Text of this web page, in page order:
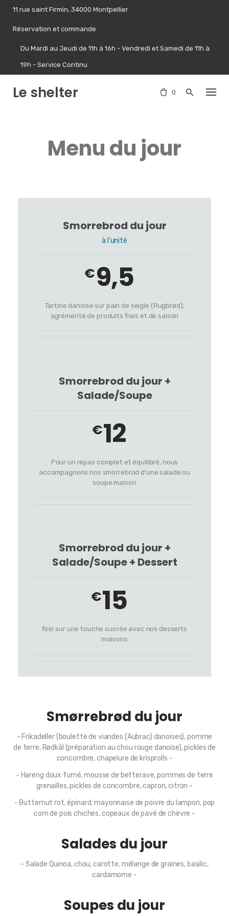
content
11 rue saint Firmin, 34000 Montpellier
Réservation et commande
Du Mardi au Jeudi de 11h à 16h - Vendredi et Samedi de 11h à
19h - Service Continu
Le shelter 0
Menu du jour
Smorrebrod du jour
à l'unité
€9,5
Tartine danoise sur pain de seigle (Rugbrød),
agrémenté de produits frais et de saison
Smorrebrod du jour +
Salade/Soupe
€12
Pour un repas complet et équilibré, nous
accompagnons nos smorrebrod d'une salade ou
soupe maison
Smorrebrod du jour +
Salade/Soupe + Dessert
€15
finir sur une touche sucrée avec nos desserts
maisons
Smørrebrød du jour
- Frikadeller (boulette de viandes (Aubrac) danoises), pomme
de terre, Rødkål (préparation au chou rouge danoise), pickles de
concombre, chapelure de krisprolls -
- Hareng doux fumé, mousse de betterave, pommes de terre
grenailles, pickles de concombre, capron, citron -
- Butternut rot, épinard, mayonnaise de poivre du lampon, pop
corn de pois chiches, copeaux de pavé de chèvre -
Salades du jour
- Salade Quinoa, chou, carotte, mélange de graines, basilic,
cardamome -
Soupes du jour